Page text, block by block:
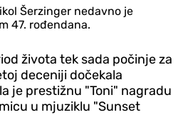
Šerzinger nedavno je
47. rođendana.
života tek sada počinje za
deceniji dočekala
je prestižnu "Toni" nagradu
u mjuziklu "Sunset